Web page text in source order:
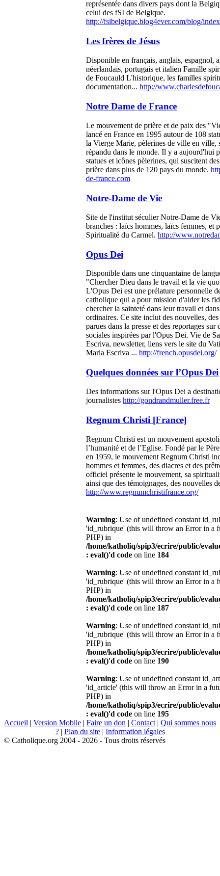
représentée dans divers pays dont la
celui des fSI de Belgique.
http://fsibelgique.blog4ever.com/blog/
Les frères de Jésus
Disponible en français, anglais, espagnol,
néerlandais, portugais et italien Famille
de Foucauld L'historique, les familles
documentation... http://
Notre Dame de France
Le mouvement de prière et de paix des
lancé en France en 1995 autour de 108
la Vierge Marie, pèlerines de ville en ville,
répandu dans le monde. Il y a aujourd'hui
statues et icônes pèlerines, qui suscitent
prière dans plus de 120 pays du monde.
de-france.com
Notre-Dame de Vie
Site de l'institut séculier Notre-Dame de
branches : laïcs hommes, laïcs femmes, et
Spiritualité du Carmel. http://
Opus Dei
Disponible dans une cinquantaine de
"Chercher Dieu dans le travail et la vie
L'Opus Dei est une prélature personnelle
catholique qui a pour mission d'aider les
chercher la sainteté dans leur travail et
ordinaires. Ce site inclut des nouvelles,
parues dans la presse et des reportages sur
sociales inspirées par l'Opus Dei. Vie de
Escriva, newsletter, liens vers le site du
Maria Escriva ... http://french.opusdei.org/
Quelques données sur l’Opus Dei
Des informations sur l'Opus Dei a
journalistes http://gondrandmuller.free.fr
Regnum Christi [France]
Regnum Christi est un mouvement
l’humanité et de l’Eglise. Fondé par le
en 1959, le mouvement Regnum Christi
hommes et femmes, des diacres et des
officiel présente le mouvement, sa
ainsi que des témoignages, des nouvelles
http://www.regnumchristifrance.org/
Warning: Use of undefined constant
'id_rubrique' (this will throw an Error in a
PHP) in
/home/katholiq/spip3/ecrire/public/
: eval()'d code on line 184
Warning: Use of undefined constant
'id_rubrique' (this will throw an Error in a
PHP) in
/home/katholiq/spip3/ecrire/public/
: eval()'d code on line 187
Warning: Use of undefined constant
'id_rubrique' (this will throw an Error in a
PHP) in
/home/katholiq/spip3/ecrire/public/
: eval()'d code on line 190
Warning: Use of undefined constant
'id_article' (this will throw an Error in a
PHP) in
/home/katholiq/spip3/ecrire/public/
: eval()'d code on line 195
Accueil | Version Mobile | Faire un don | Contact | Qui sommes nous
?| Plan du site| Information légales
© Catholique.org 2004 - 2026 - Tous droits réservés